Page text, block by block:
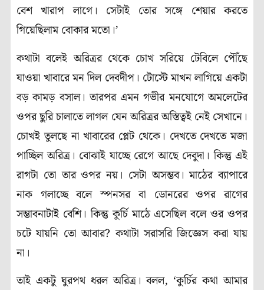
বেশ খারাপ লাগে। সেটাই তোর সঙ্গে শেয়ার করতে
গিয়েছিলাম বোকার মতো।’
কথাটা বলেই অরিত্রর থেকে চোখ সরিয়ে টেবিলে পৌঁছে
যাওয়া খাবারে মন দিল দেবদীপ। টোস্টে মাখন লাগিয়ে একটা
বড় কামড় বসাল। তারপর এমন গভীর মনযোগে অমলেটের
ওপর ছুরি চালাতে লাগল যেন অরিত্রর অস্তিত্বই নেই সেখানে।
চোখই তুলছে না খাবারের প্লেট থেকে। দেখতে দেখতে মজা
পাচ্ছিল অরিত্র। বোঝাই যাচ্ছে রেগে আছে দেবুদা। কিন্তু এই
রাগটা তো তার ওপর নয়। সেটা অসম্ভব। মাঠের ব্যাপারে
নাক গলাচ্ছে বলে স্পনসর বা ডোনরের ওপর রাগের
সম্ভাবনাটাই বেশি। কিন্তু কুর্চি মাঠে এসেছিল বলে ওর ওপর
চটে যায়নি তো আবার? কথাটা সরাসরি জিজ্ঞেস করা যায়
না।
তাই একটু ঘুরপথ ধরল অরিত্র। বলল, ‘কুর্চির কথা আমার